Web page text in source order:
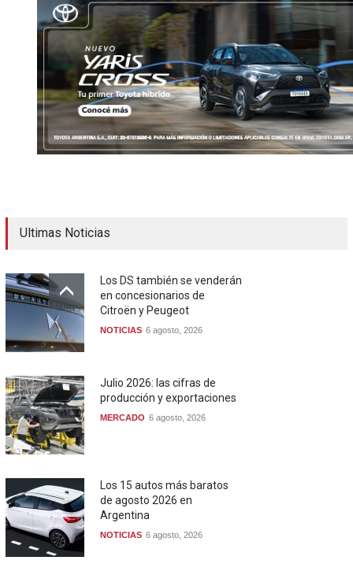
Ultimas Noticias
Los DS también se venderán
en concesionarios de
Citroën y Peugeot
NOTICIAS 6 agosto, 2026
Julio 2026: las cifras de
producción y exportaciones
MERCADO 6 agosto, 2026
Los 15 autos más baratos
de agosto 2026 en
Argentina
NOTICIAS 6 agosto, 2026